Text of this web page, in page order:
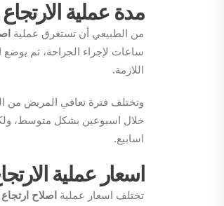
مدة عملية الارتجاع
من الطبيعي أن تستغرق عملية
اللازمة.
وتختلف فترة تعافي المريض من
اسابيع.
اسعار عملية
تختلف اسعار عملية اصلاح